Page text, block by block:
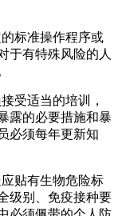
标准操作程序或
于有特殊风险的人
受适当的培训，
露的必要措施和暴
必须每年更新知
贴有生物危险标
级别、免疫接种要